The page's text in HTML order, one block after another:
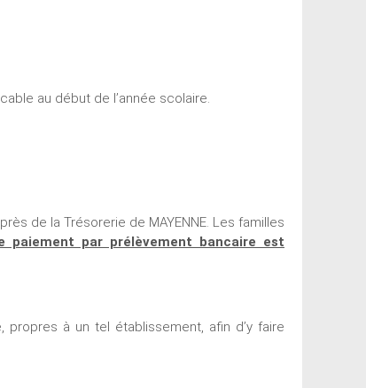
au début de l’année scolaire.
de la Trésorerie de MAYENNE. Les familles
paiement par prélèvement bancaire est
propres à un tel établissement, afin d’y faire